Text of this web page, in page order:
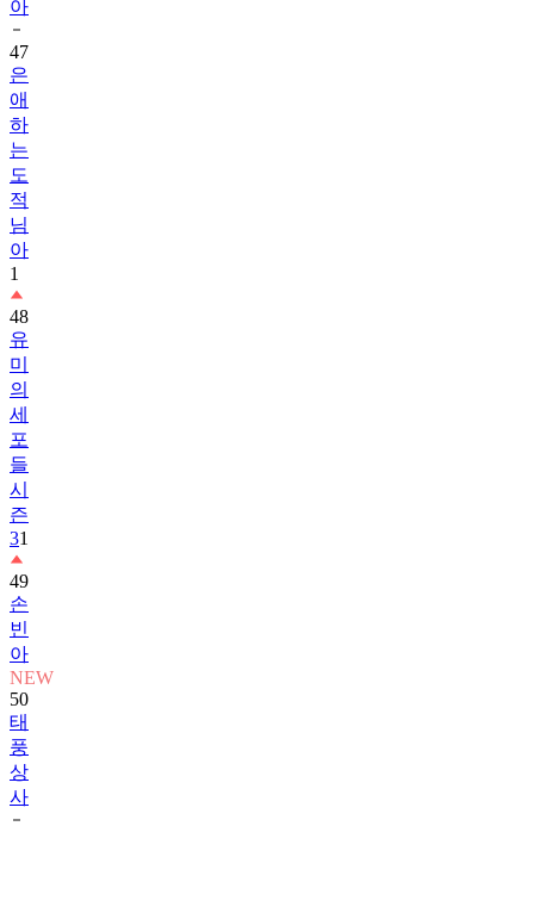
아
47
은
애
하
는
도
적
님
아
1
48
유
미
의
세
포
들
시
즌
31
49
손
빈
아
NEW
50
태
풍
상
사